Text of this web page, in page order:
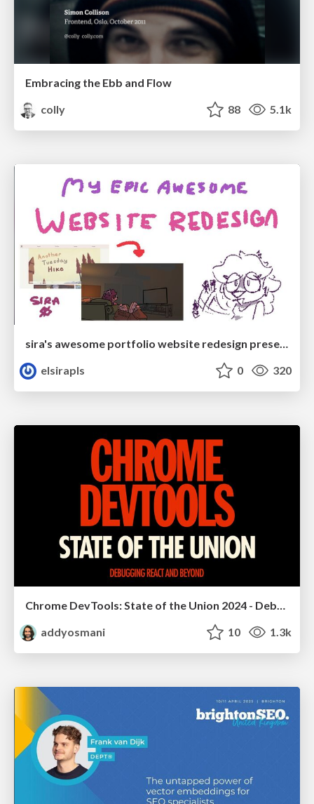
Embracing the Ebb and Flow
colly
88 5.1k
sira's awesome portfolio website redesign presentation
elsirapls
0 320
addyosmani
10 1.3k